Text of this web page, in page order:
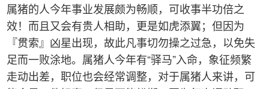
属猪的人今年事业发展颇为畅顺，可收事半功倍之
效！而且又会有贵人相助，更是如虎添翼；但因为
『贯索』凶星出现，故此凡事切勿操之过急，以免失
足而一败涂地。属猪人今年有“驿马”入命，象征频繁
走动出差，职位也会经常调整，对于属猪人来讲，可